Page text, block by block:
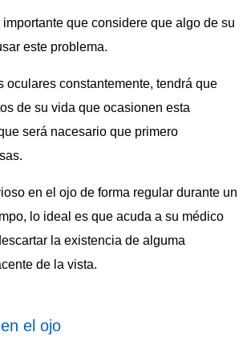
que considere que algo de su
este problema.
oculares constantemente, tendrá que
de su vida que ocasionen esta
será nacesario que primero
en el ojo de forma regular durante un
lo ideal es que acuda a su médico
la existencia de alguma
de la vista.
el ojo